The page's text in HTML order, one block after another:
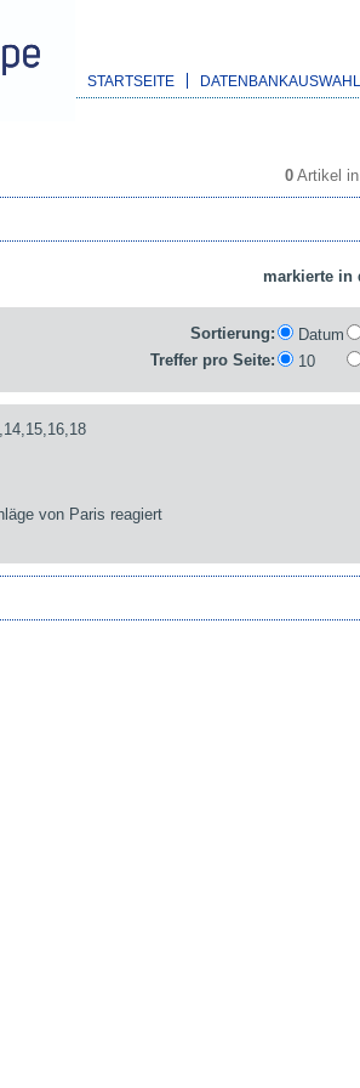
STARTSEITE DATENBANKAUSWAHL
0 Artikel in
Sortierung: Datum
Treffer pro Seite:
10
von Paris reagiert